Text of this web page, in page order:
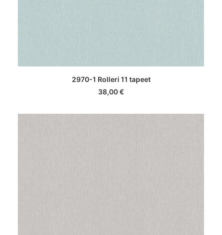
LISA KORVI
2970-1 Rolleri 11 tapeet
38,00€